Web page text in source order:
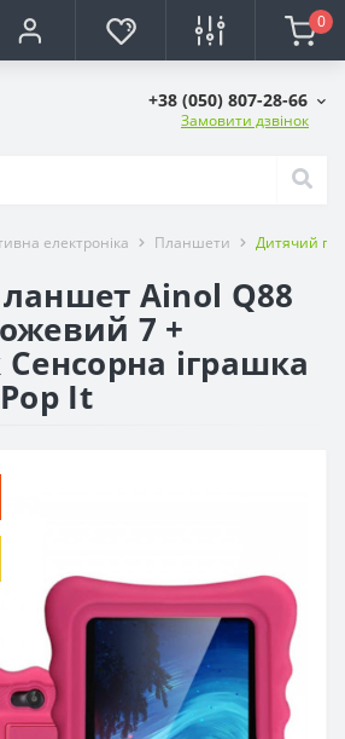
0
+38 (050) 807-28-66
Замовити дзвінок
електроніка Планшети Дитячий
Ainol Q88
7 +
іграшка
It